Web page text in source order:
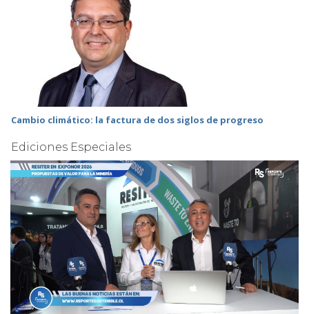
Cambio climático: la factura de dos siglos de progreso
Ediciones Especiales